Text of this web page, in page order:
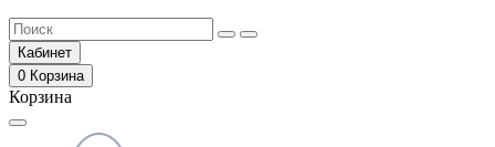
Кабинет
0 Корзина
Корзина